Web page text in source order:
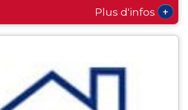
Plus d'infos +